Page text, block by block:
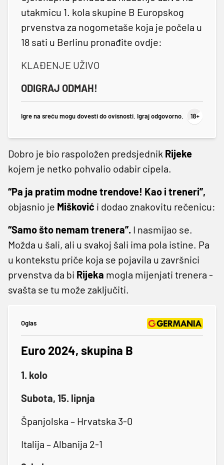
utakmicu 1. kola skupine B Europskog
prvenstva za nogometaše koja je počela u
18 sati u Berlinu pronađite ovdje:
KLAĐENJE UŽIVO
ODIGRAJ ODMAH!
Igre na sreću mogu dovesti do ovisnosti. Igraj odgovorno.
Dobro je bio raspoložen predsjednik Rijeke
kojem je netko pohvalio odabir cipela.
“Pa ja pratim modne trendove! Kao i treneri”,
objasnio je Mišković i dodao znakovitu rečenicu:
“Samo što nemam trenera”. I nasmijao se.
Možda u šali, ali u svakoj šali ima pola istine. Pa
u kontekstu priče koja se pojavila u završnici
prvenstva da bi Rijeka mogla mijenjati trenera -
svašta se tu može zaključiti.
Oglas
Euro 2024, skupina B
1. kolo
Subota, 15. lipnja
Španjolska – Hrvatska 3-0
Italija – Albanija 2-1